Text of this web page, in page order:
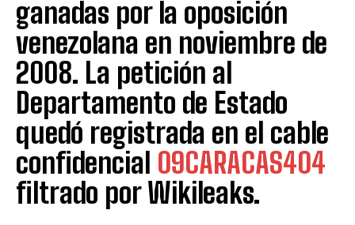
ganadas por la oposición
venezolana en noviembre de
2008. La petición al
Departamento de Estado
quedó registrada en el cable
confidencial 09CARACAS404
filtrado por Wikileaks.